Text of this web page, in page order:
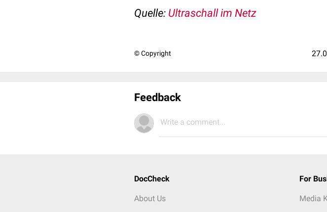
Quelle: Ultraschall im Netz
© Copyright
Feedback
Write a comment...
DocCheck
About Us
For
Media